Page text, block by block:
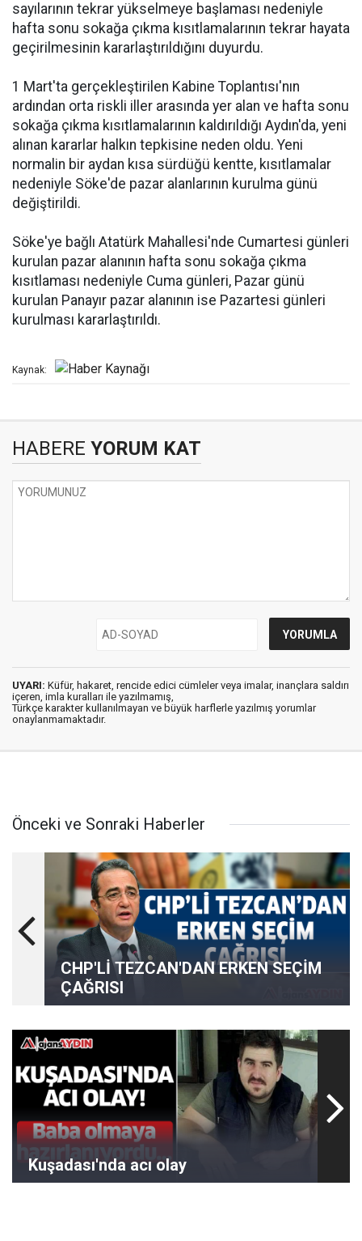
sayılarının tekrar yükselmeye başlaması nedeniyle
hafta sonu sokağa çıkma kısıtlamalarının tekrar hayata
geçirilmesinin kararlaştırıldığını duyurdu.
1 Mart'ta gerçekleştirilen Kabine Toplantısı'nın
ardından orta riskli iller arasında yer alan ve hafta sonu
sokağa çıkma kısıtlamalarının kaldırıldığı Aydın'da, yeni
alınan kararlar halkın tepkisine neden oldu. Yeni
normalin bir aydan kısa sürdüğü kentte, kısıtlamalar
nedeniyle Söke'de pazar alanlarının kurulma günü
değiştirildi.
Söke'ye bağlı Atatürk Mahallesi'nde Cumartesi günleri
kurulan pazar alanının hafta sonu sokağa çıkma
kısıtlaması nedeniyle Cuma günleri, Pazar günü
kurulan Panayır pazar alanının ise Pazartesi günleri
kurulması kararlaştırıldı.
Kaynak:
HABERE YORUM KAT
UYARI: Küfür, hakaret, rencide edici cümleler veya imalar, inançlara saldırı
içeren, imla kuralları ile yazılmamış,
Türkçe karakter kullanılmayan ve büyük harflerle yazılmış yorumlar
onaylanmamaktadır.
Önceki ve Sonraki Haberler
CHP'Lİ TEZCAN'DAN ERKEN SEÇİM
ÇAĞRISI
Kuşadası'nda acı olay